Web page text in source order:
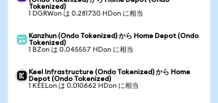
Tokenized)
1 DGRWon は 0.281730 HDon に相当
Kanzhun (Ondo Tokenized) から Home Depot (Ondo
Tokenized)
1 BZon は 0.045557 HDon に相当
Keel Infrastructure (Ondo Tokenized) から Home
Depot (Ondo Tokenized)
1 KEELon は 0.010662 HDon に相当